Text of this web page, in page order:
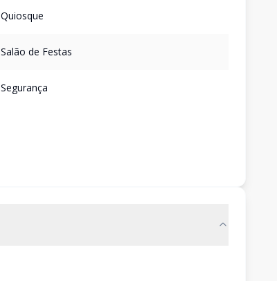
Quiosque
Salão de Festas
Segurança